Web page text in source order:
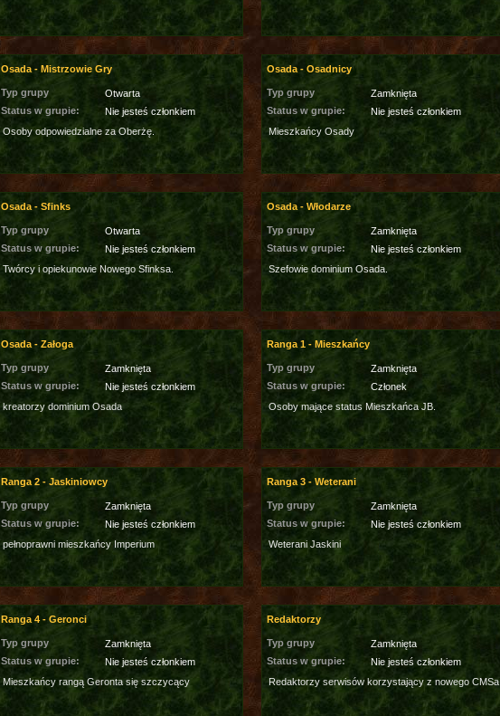
Osada - Mistrzowie Gry
Typ grupy
Otwarta
Status w grupie:
Nie jesteś członkiem
Osoby odpowiedzialne za Oberżę.
Osada - Osadnicy
Typ grupy
Zamknięta
Status w grupie:
Nie jesteś członkiem
Mieszkańcy Osady
Osada - Sfinks
Typ grupy
Otwarta
Status w grupie:
Nie jesteś członkiem
Twórcy i opiekunowie Nowego Sfinksa.
Osada - Włodarze
Typ grupy
Zamknięta
Status w grupie:
Nie jesteś członkiem
Szefowie dominium Osada.
Osada - Załoga
Typ grupy
Zamknięta
Status w grupie:
Nie jesteś członkiem
kreatorzy dominium Osada
Ranga 1 - Mieszkańcy
Typ grupy
Zamknięta
Status w grupie:
Członek
Osoby mające status Mieszkańca JB.
Ranga 2 - Jaskiniowcy
Typ grupy
Zamknięta
Status w grupie:
Nie jesteś członkiem
pełnoprawni mieszkańcy Imperium
Ranga 3 - Weterani
Typ grupy
Zamknięta
Status w grupie:
Nie jesteś członkiem
Weterani Jaskini
Ranga 4 - Geronci
Typ grupy
Zamknięta
Status w grupie:
Nie jesteś członkiem
Mieszkańcy rangą Geronta się szczycący
Redaktorzy
Typ grupy
Zamknięta
Status w grupie:
Nie jesteś członkiem
Redaktorzy serwisów korzystający z nowego CMSa